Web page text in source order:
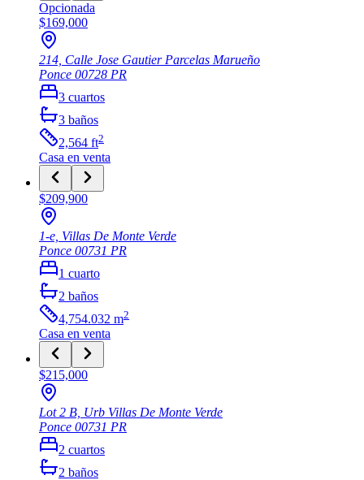
Opcionada
$169,000
214, Calle Jose Gautier Parcelas Marueño
Ponce 00728 PR
3 cuartos
3 baños
2,564 ft2
Casa en venta
$209,900
1-e, Villas De Monte Verde
Ponce 00731 PR
1 cuarto
2 baños
4,754.032 m2
Casa en venta
$215,000
Lot 2 B, Urb Villas De Monte Verde
Ponce 00731 PR
2 cuartos
2 baños